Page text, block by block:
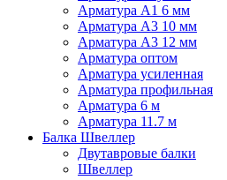
Арматура А1 6 мм
Арматура А3 10 мм
Арматура А3 12 мм
Арматура оптом
Арматура усиленная
Арматура профильная
Арматура 6 м
Арматура 11.7 м
Балка Швеллер
Двутавровые балки
Швеллер